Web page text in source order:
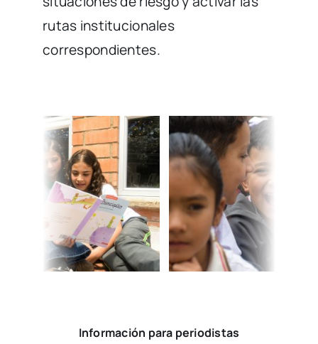
rutas institucionales
correspondientes.
Información para periodistas